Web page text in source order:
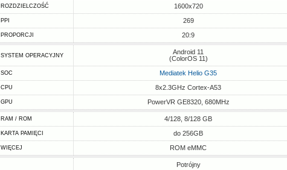
ROZDZIELCZOŚĆ 1600x720
PPI 269
PROPORCJI 20:9
SYSTEM OPERACYJNY
Android 11
(ColorOS 11)
SOC Mediatek Helio G35
CPU 8x2.3GHz Cortex-A53
GPU PowerVR GE8320, 680MHz
RAM / ROM 4/128, 8/128 GB
KARTA PAMIĘCI do 256GB
WIĘCEJ ROM eMMC
Potrójny